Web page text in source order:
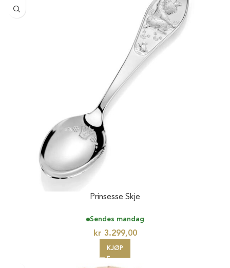
Prinsesse Skje
Sendes mandag
kr 3.299,00
KJØP